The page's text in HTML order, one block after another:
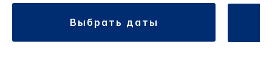
выбрать даты